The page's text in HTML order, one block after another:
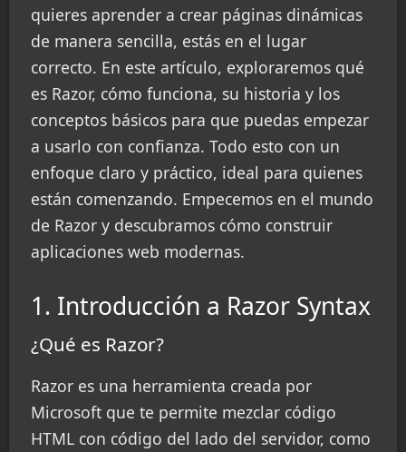
quieres aprender a crear páginas dinámicas
de manera sencilla, estás en el lugar
correcto. En este artículo, exploraremos qué
es Razor, cómo funciona, su historia y los
conceptos básicos para que puedas empezar
a usarlo con confianza. Todo esto con un
enfoque claro y práctico, ideal para quienes
están comenzando. Empecemos en el mundo
de Razor y descubramos cómo construir
aplicaciones web modernas.
1. Introducción a Razor Syntax
¿Qué es Razor?
Razor es una herramienta creada por
Microsoft que te permite mezclar código
HTML con código del lado del servidor, como